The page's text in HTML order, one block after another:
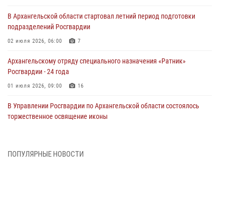
В Архангельской области стартовал летний период подготовки
подразделений Росгвардии
02 июля 2026, 06:00 7
Архангельскому отряду специального назначения «Ратник»
Росгвардии - 24 года
01 июля 2026, 09:00 16
В Управлении Росгвардии по Архангельской области состоялось
торжественное освящение иконы
Военнослужащие по призыву из Архангельской области приняли
ПОПУЛЯРНЫЕ НОВОСТИ